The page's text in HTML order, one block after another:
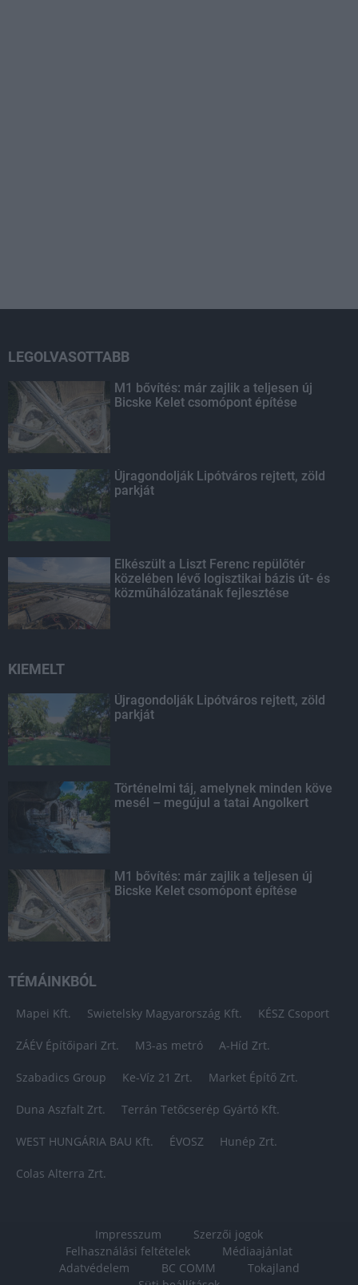
LEGOLVASOTTABB
M1 bővítés: már zajlik a teljesen új
Bicske Kelet csomópont építése
Újragondolják Lipótváros rejtett, zöld
parkját
Elkészült a Liszt Ferenc repülőtér
közelében lévő logisztikai bázis út- és
közműhálózatának fejlesztése
KIEMELT
Újragondolják Lipótváros rejtett, zöld
parkját
Történelmi táj, amelynek minden köve
mesél – megújul a tatai Angolkert
M1 bővítés: már zajlik a teljesen új
Bicske Kelet csomópont építése
TÉMÁINKBÓL
Mapei Kft. Swietelsky Magyarország Kft. KÉSZ Csoport
ZÁÉV Építőipari Zrt. M3-as metró A-Híd Zrt.
Szabadics Group Ke-Víz 21 Zrt. Market Építő Zrt.
Duna Aszfalt Zrt. Terrán Tetőcserép Gyártó Kft.
WEST HUNGÁRIA BAU Kft. ÉVOSZ Hunép Zrt.
Colas Alterra Zrt.
Impresszum
Szerzői jogok
Felhasználási feltételek
Médiaajánlat
Adatvédelem
BC COMM
Tokajland